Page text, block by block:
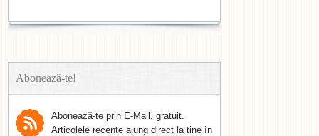
Abonează-te!
Abonează-te prin E-Mail, gratuit.
Articolele recente ajung direct la tine în